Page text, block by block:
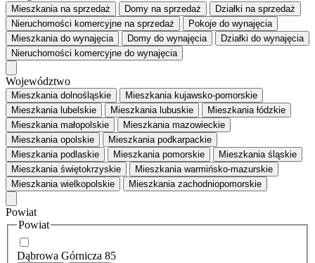
Mieszkaniana sprzedaż Domy na sprzedaż Działki na sprzedaż
Nieruchomości komercyjne na sprzedaż Pokoje do wynajęcia
Mieszkaniado wynajęcia Domy do wynajęcia Działki do wynajęcia
Nieruchomości komercyjne do wynajęcia
Województwo
Mieszkania dolnośląskie
Mieszkania kujawsko-pomorskie
Mieszkania lubelskie
Mieszkania lubuskie
Mieszkania łódzkie
Mieszkania małopolskie
Mieszkania mazowieckie
Mieszkania opolskie
Mieszkania podkarpackie
Mieszkania podlaskie
Mieszkania pomorskie
Mieszkania śląskie
Mieszkania świętokrzyskie
Mieszkania warmińsko-mazurskie
Mieszkania wielkopolskie
Mieszkania zachodniopomorskie
Powiat
Powiat
Dąbrowa Górnicza 85